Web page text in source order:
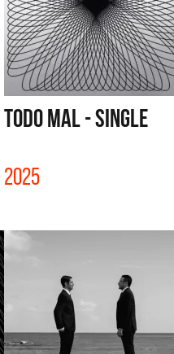
TODO MAL - SINGLE
2025